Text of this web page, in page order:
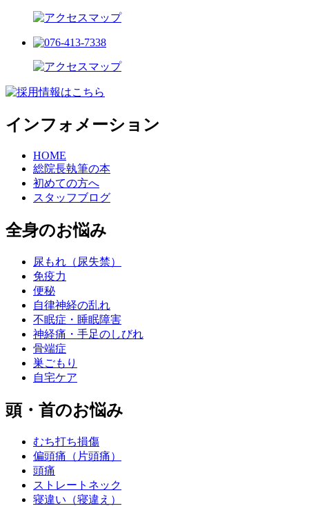
インフォメーション
HOME
総院長執筆の本
初めての方へ
スタッフブログ
全身のお悩み
尿もれ（尿失禁）
免疫力
便秘
自律神経の乱れ
不眠症・睡眠障害
神経痛・手足のしびれ
骨端症
巣ごもり
自宅ケア
頭・首のお悩み
むち打ち損傷
偏頭痛（片頭痛）
頭痛
ストレートネック
寝違い（寝違え）